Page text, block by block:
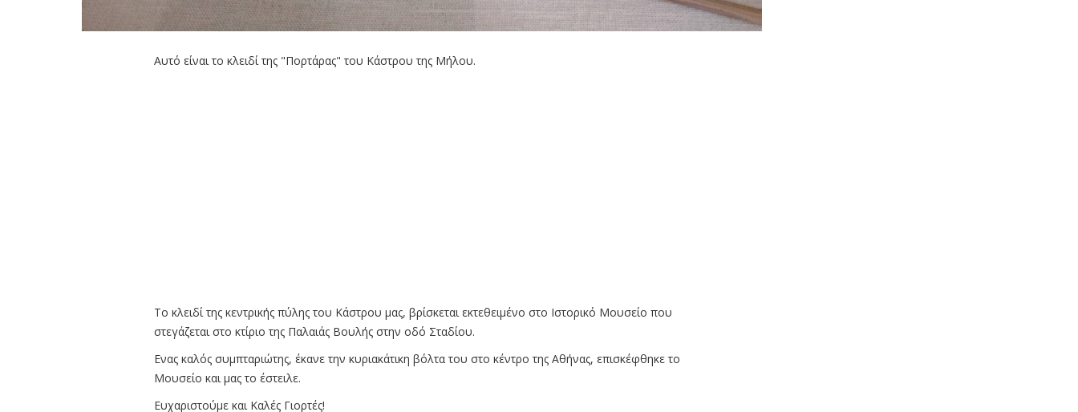
Αυτό είναι το κλειδί της "Πορτάρας" του Κάστρου της Μήλου.
Το κλειδί της κεντρικής πύλης του Κάστρου μας, βρίσκεται εκτεθειμένο στο Ιστορικό Μουσείο που
στεγάζεται στο κτίριο της Παλαιάς Βουλής στην οδό Σταδίου.
Ενας καλός συμπταριώτης, έκανε την κυριακάτικη βόλτα του στο κέντρο της Αθήνας, επισκέφθηκε το
Μουσείο και μας το έστειλε.
Ευχαριστούμε και Καλές Γιορτές!